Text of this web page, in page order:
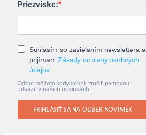
Priezvisko:
Súhlasím so zasielaním newslettera a
prijímam Zásady ochrany osobných
údajov.
Odber môžete kedykoľvek zrušiť pomocou
odkazu v našich novinkách.
PRIHLÁSIŤ SA NA ODBER NOVINIEK